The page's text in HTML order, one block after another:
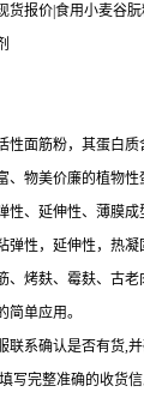
货报价|食用小麦谷
性面筋粉，其蛋白
物美价廉的植物性
性、延伸性、薄膜成
弹性，延伸性，热
、烤麸、霉麸、古老
单应用。
联系确认是否有货,
写完整准确的收货